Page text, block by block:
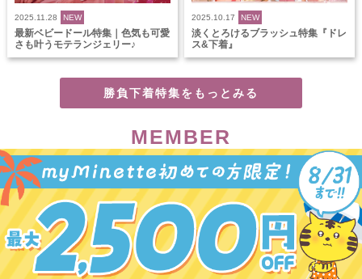
2025.11.28 NEW
最新ベビードール特集｜色気も可愛
さも叶うモテランジェリー♪
2025.10.17 NEW
淡くとろけるブラッシュ特集『ドレ
ス&下着』
勝負下着特集をもっとみる
MEMBER